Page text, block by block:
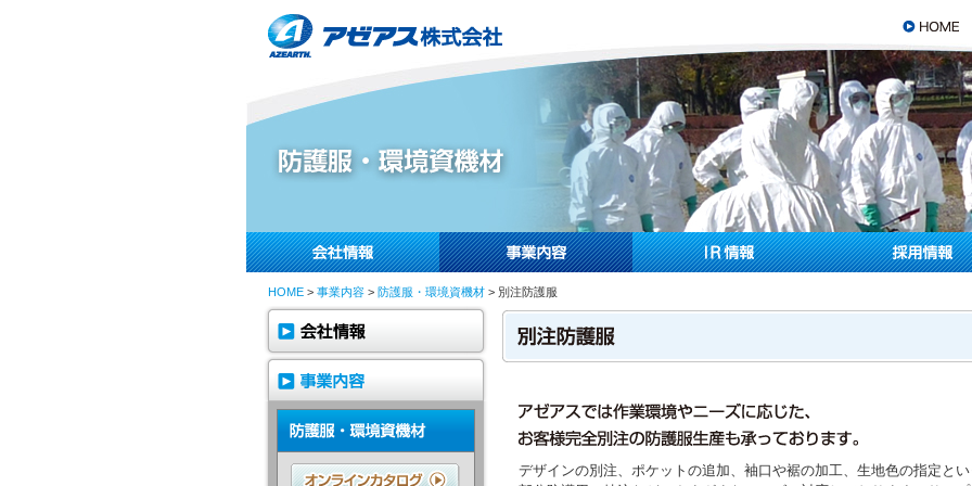
HOME > 事業内容 > 防護服・環境資機材 > 別注防護服
デザインの別注、ポケットの追加、袖口や裾の加工、生地色の指定と